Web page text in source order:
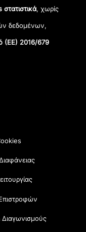
, χωρίς
δεδομένων,
(ΕΕ) 2016/679
Διαγωνισμούς